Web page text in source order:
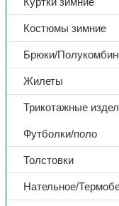
Костюмы зимние
Брюки/
Жилеты
Трикотажные
Футболки/поло
Толстовки
Нательное/
Защита рук